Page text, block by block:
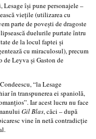
îşi pune personajele –
vieţile (utilizarea cu
parte de poveşti de dragoste
duelurile purtate întru
de la locul faptei şi
cu miraculosul), precum
Leyva şi Gaston de
“la Lesage
în transpunerea ei spaniolă,
Iar acest lucru nu face
Gil Blas, căci – după
vine în netă contradicţie